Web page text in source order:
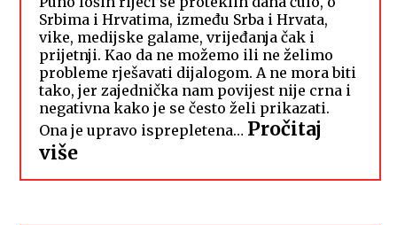
Srbima i Hrvatima, između Srba i Hrvata,
vike, medijske galame, vrijeđanja čak i
prijetnji. Kao da ne možemo ili ne želimo
probleme rješavati dijalogom. A ne mora biti
tako, jer zajednička nam povijest nije crna i
negativna kako je se često želi prikazati.
Ona je upravo isprepletena… Pročitaj
više:
Hrvati